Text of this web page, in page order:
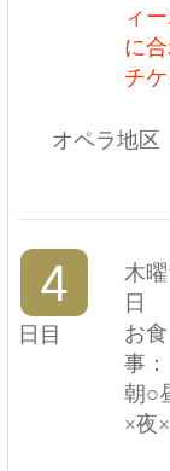
ィ
に
チ
オペラ地
4
日目
木曜
日
お食
事：
朝○
×夜×